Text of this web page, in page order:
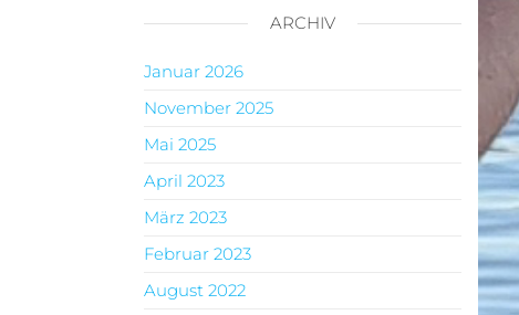
ARCHIV
Januar 2026
November 2025
Mai 2025
April 2023
März 2023
Februar 2023
August 2022